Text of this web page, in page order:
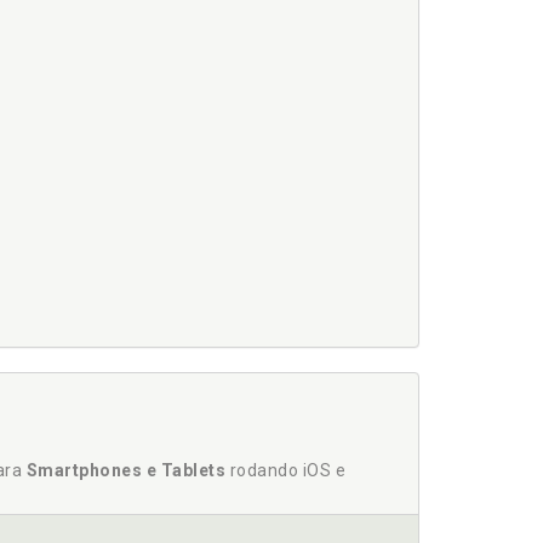
Smartphones e Tablets rodando iOS e